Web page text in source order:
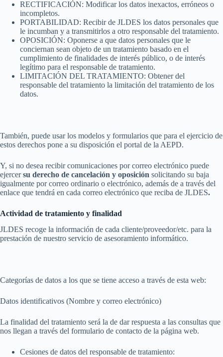
RECTIFICACIÓN: Modificar los datos inexactos, erróneos o
incompletos.
PORTABILIDAD: Recibir de JLDES los datos personales que
le incumban y a transmitirlos a otro responsable del tratamiento.
OPOSICIÓN: Oponerse a que datos personales que le
conciernan sean objeto de un tratamiento basado en el
cumplimiento de finalidades de interés público, o de interés
legítimo para el responsable de tratamiento.
LIMITACIÓN DEL TRATAMIENTO: Obtener del
responsable del tratamiento la limitación del tratamiento de los
datos.
También, puede usar los modelos y formularios que para el ejercicio de
estos derechos pone a su disposición el portal de la AEPD.
Y, si no desea recibir comunicaciones por correo electrónico puede
ejercersu derecho de cancelación y oposición solicitando su baja
igualmente por correo ordinario o electrónico, además de a través del
enlace que tendrá en cada correo electrónico que reciba de JLDES.
Actividad de tratamiento y finalidad
JLDES recoge la información de cada cliente/proveedor/etc. para la
prestación de nuestro servicio de asesoramiento informático.
Categorías de datos a los que se tiene acceso a través de esta web:
Datos identificativos (Nombre y correo electrónico)
La finalidad del tratamiento será la de dar respuesta a las consultas que
nos llegan a través del formulario de contacto de la página web.
Cesiones de datos del responsable de tratamiento: